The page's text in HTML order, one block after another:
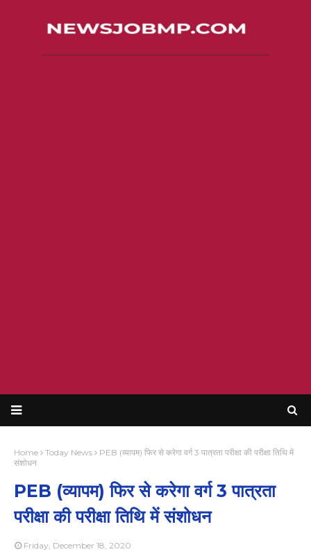
Home Today News
PEB (व्यापम) फिर से करेगा वर्ग 3 पात्रता परीक्षा की परीक्षा तिथि में
संशोधन
PEB (व्यापम) फिर से करेगा वर्ग 3 पात्रता
परीक्षा की परीक्षा तिथि में संशोधन
Friday, December 18, 2020